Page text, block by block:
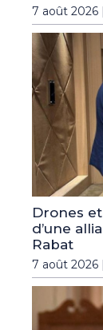
7 août 2026 |
Drones
d’une
Rabat
7 août 2026 |